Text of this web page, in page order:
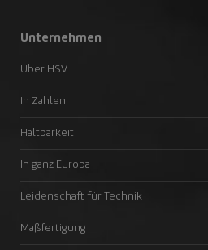
Unternehmen
Über HSV
In Zahlen
Haltbarkeit
In ganz Europa
Leidenschaft für Technik
Maßfertigung